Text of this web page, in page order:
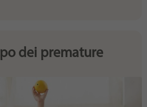
dei premature